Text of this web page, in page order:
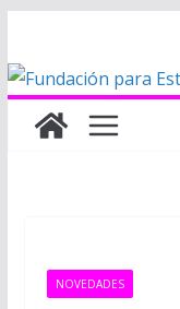
contenido
NOVEDADES